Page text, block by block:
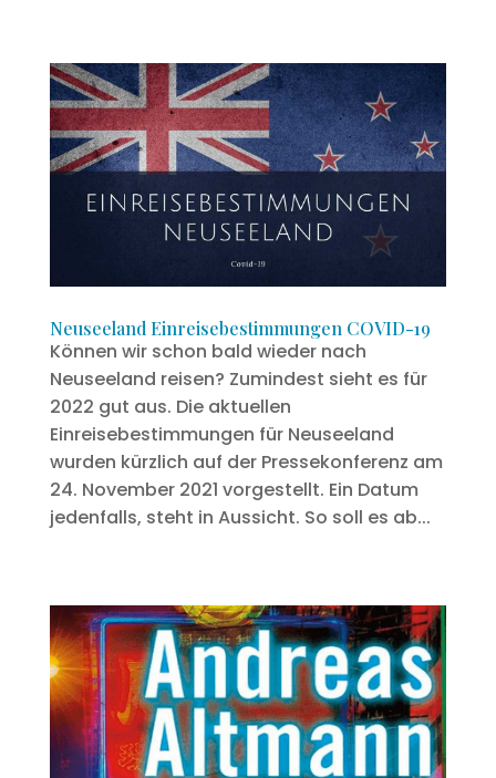
Neuseeland Einreisebestimmungen COVID-19
Können wir schon bald wieder nach
Neuseeland reisen? Zumindest sieht es für
2022 gut aus. Die aktuellen
Einreisebestimmungen für Neuseeland
wurden kürzlich auf der Pressekonferenz am
24. November 2021 vorgestellt. Ein Datum
jedenfalls, steht in Aussicht. So soll es ab...